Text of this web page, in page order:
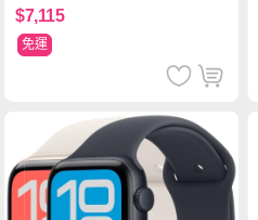
$7,115
免運